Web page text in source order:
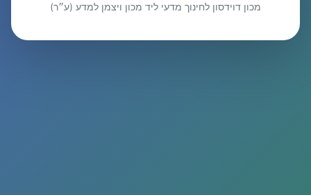
מכון דוידסון לחינוך מדעי ליד מכון ויצמן למדע (ע״ר)